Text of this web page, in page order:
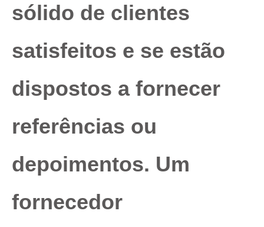
sólido de clientes
satisfeitos e se estão
dispostos a fornecer
referências ou
depoimentos. Um
fornecedor